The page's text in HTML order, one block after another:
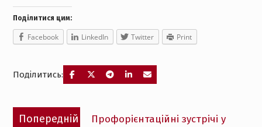
Поділитися цим:
Facebook LinkedIn Twitter Print
Поділитись:
Навігація
записів
Попередній
Попередній
Профорієнтаційні зустрічі у